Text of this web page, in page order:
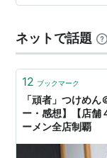
面) 狭山市駅 ⇒3
間・駅規模ラ
ネットで話題
12 ブックマーク
「頑者」つけめ
ー・感想】【店舗
ーメン全店制覇